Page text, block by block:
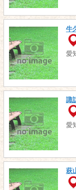
牛
愛
諏
愛
萩